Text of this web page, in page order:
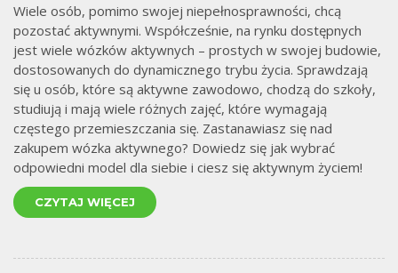
Wiele osób, pomimo swojej niepełnosprawności, chcą
pozostać aktywnymi. Współcześnie, na rynku dostępnych
jest wiele wózków aktywnych – prostych w swojej budowie,
dostosowanych do dynamicznego trybu życia. Sprawdzają
się u osób, które są aktywne zawodowo, chodzą do szkoły,
studiują i mają wiele różnych zajęć, które wymagają
częstego przemieszczania się. Zastanawiasz się nad
zakupem wózka aktywnego? Dowiedz się jak wybrać
odpowiedni model dla siebie i ciesz się aktywnym życiem!
CZYTAJ WIĘCEJ